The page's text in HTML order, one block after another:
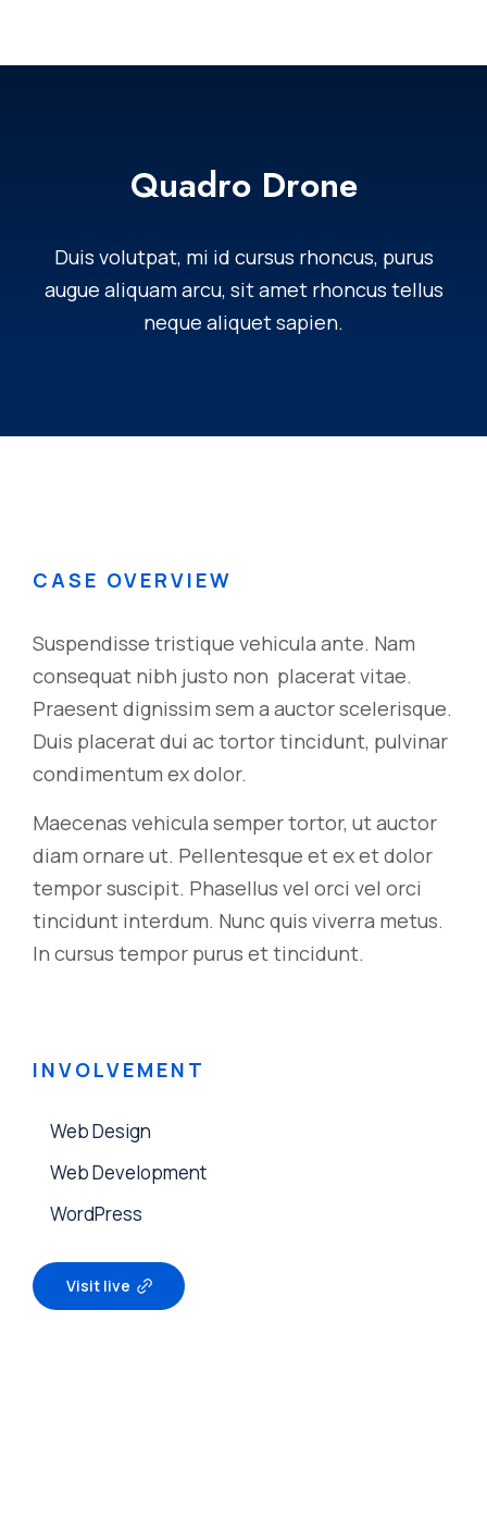
Quadro Drone
Duis volutpat, mi id cursus rhoncus, purus
augue aliquam arcu, sit amet rhoncus tellus
neque aliquet sapien.
CASE OVERVIEW
Suspendisse tristique vehicula ante. Nam
consequat nibh justo non placerat vitae.
Praesent dignissim sem a auctor scelerisque.
Duis placerat dui ac tortor tincidunt, pulvinar
condimentum ex dolor.
Maecenas vehicula semper tortor, ut auctor
diam ornare ut. Pellentesque et ex et dolor
tempor suscipit. Phasellus vel orci vel orci
tincidunt interdum. Nunc quis viverra metus.
In cursus tempor purus et tincidunt.
INVOLVEMENT
Web Design
Web Development
WordPress
Visit live